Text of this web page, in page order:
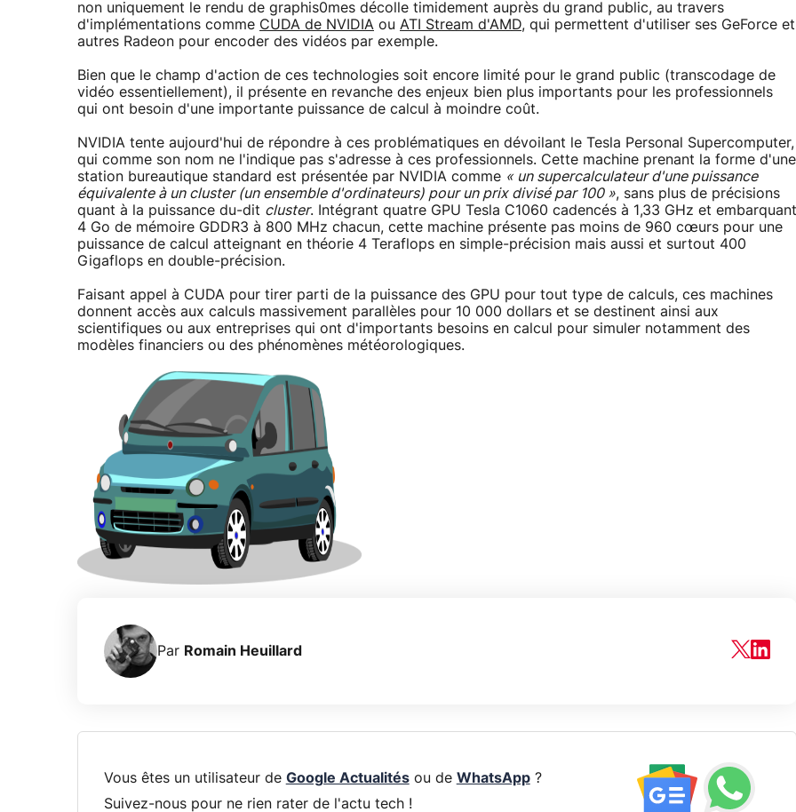
non uniquement le rendu de graphis0mes décolle timidement auprès du grand public, au travers
d'implémentations comme CUDA de NVIDIA ou ATI Stream d'AMD, qui permettent d'utiliser ses GeForce et
autres Radeon pour encoder des vidéos par exemple.
Bien que le champ d'action de ces technologies soit encore limité pour le grand public (transcodage de
vidéo essentiellement), il présente en revanche des enjeux bien plus importants pour les professionnels
qui ont besoin d'une importante puissance de calcul à moindre coût.
NVIDIA tente aujourd'hui de répondre à ces problématiques en dévoilant le Tesla Personal Supercomputer,
qui comme son nom ne l'indique pas s'adresse à ces professionnels. Cette machine prenant la forme d'une
station bureautique standard est présentée par NVIDIA comme « un supercalculateur d'une puissance
équivalente à un cluster (un ensemble d'ordinateurs) pour un prix divisé par 100 », sans plus de précisions
quant à la puissance du-dit cluster. Intégrant quatre GPU Tesla C1060 cadencés à 1,33 GHz et embarquant
4 Go de mémoire GDDR3 à 800 MHz chacun, cette machine présente pas moins de 960 cœurs pour une
puissance de calcul atteignant en théorie 4 Teraflops en simple-précision mais aussi et surtout 400
Gigaflops en double-précision.
Faisant appel à CUDA pour tirer parti de la puissance des GPU pour tout type de calculs, ces machines
donnent accès aux calculs massivement parallèles pour 10 000 dollars et se destinent ainsi aux
scientifiques ou aux entreprises qui ont d'importants besoins en calcul pour simuler notamment des
modèles financiers ou des phénomènes météorologiques.
Par Romain Heuillard
Vous êtes un utilisateur de Google Actualitésou de WhatsApp?
Suivez-nous pour ne rien rater de l'actu tech !